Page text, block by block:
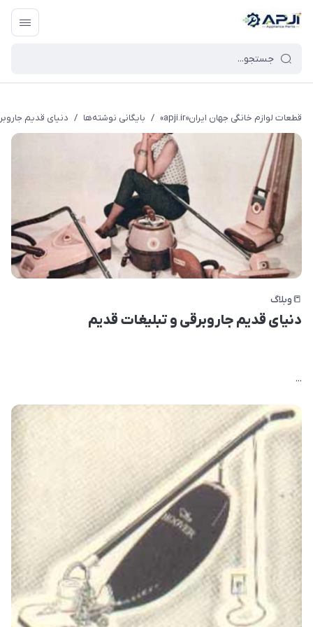
قطعات یدکی و جانبی لوازم خانگی جهان ایران
قطعات لوازم خانگی جهان ایران«apji.ir» / بایگانی نوشته‌ها / دنیای قدیم
📒وبلاگ
دنیای قدیم جاروبرقی و تبلیغات قدیم
...